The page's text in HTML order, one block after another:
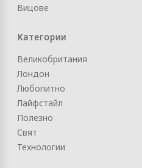
Вицове
Категории
Великобритания
Лондон
Любопитно
Лайфстайл
Полезно
Свят
Технологии